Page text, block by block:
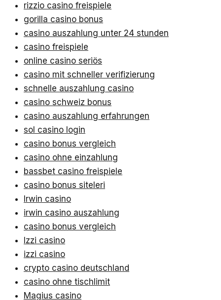
rizzio casino freispiele
gorilla casino bonus
casino auszahlung unter 24 stunden
casino freispiele
online casino seriös
casino mit schneller verifizierung
schnelle auszahlung casino
casino schweiz bonus
casino auszahlung erfahrungen
sol casino login
casino bonus vergleich
casino ohne einzahlung
bassbet casino freispiele
casino bonus siteleri
Irwin casino
irwin casino auszahlung
casino bonus vergleich
Izzi casino
izzi casino
crypto casino deutschland
casino ohne tischlimit
Magius casino